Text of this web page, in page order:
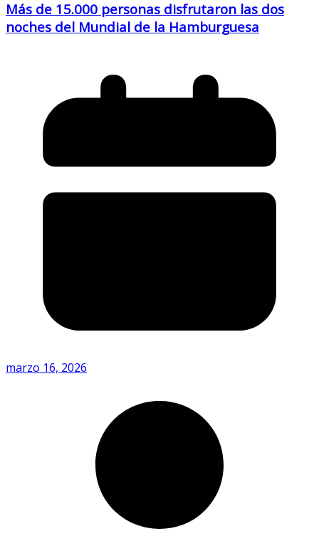
Más de 15.000 personas disfrutaron las dos
noches del Mundial de la Hamburguesa
marzo 16, 2026